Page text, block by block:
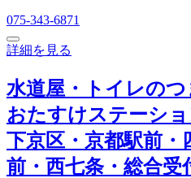
075-343-6871
詳細を見る
水道屋・トイレの
おたすけステーシ
下京区・京都駅前・
前・西七条・総合受